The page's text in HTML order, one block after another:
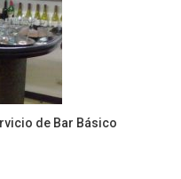
de Bar Básico